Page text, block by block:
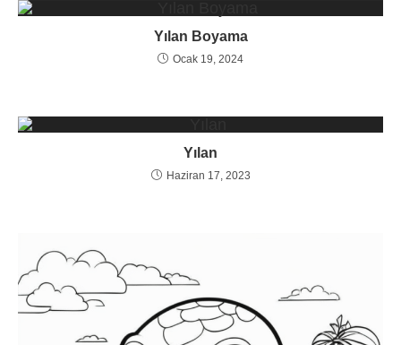
Yılan Boyama
Ocak 19, 2024
Yılan
Haziran 17, 2023